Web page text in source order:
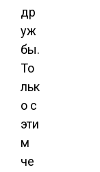
др
уж
бы.
То
льк
о с
эти
м
че